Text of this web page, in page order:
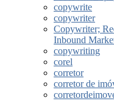
copywrite
copywriter
Copywriter;
Inbound
copywriting
corel
corretor
corretor de